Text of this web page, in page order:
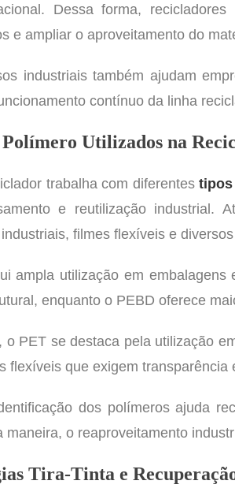
Dessa forma,
e ampliar o aproveitamento do
industriais também ajudam
contínuo da linha
Utilizados na
trabalha com diferentestipos
e reutilização industrial.
filmes flexíveis e
ampla utilização em
enquanto o PEBD oferece
o PET se destaca pela utilização
flexíveis que exigem transparência
dos polímeros ajuda
maneira, o reaproveitamento
Tira-Tinta e